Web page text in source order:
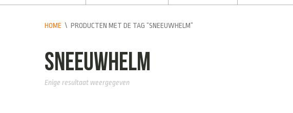
HOME \ PRODUCTEN MET DE TAG “SNEEUWHELM”
sneeuwhelm
Enige resultaat weergegeven